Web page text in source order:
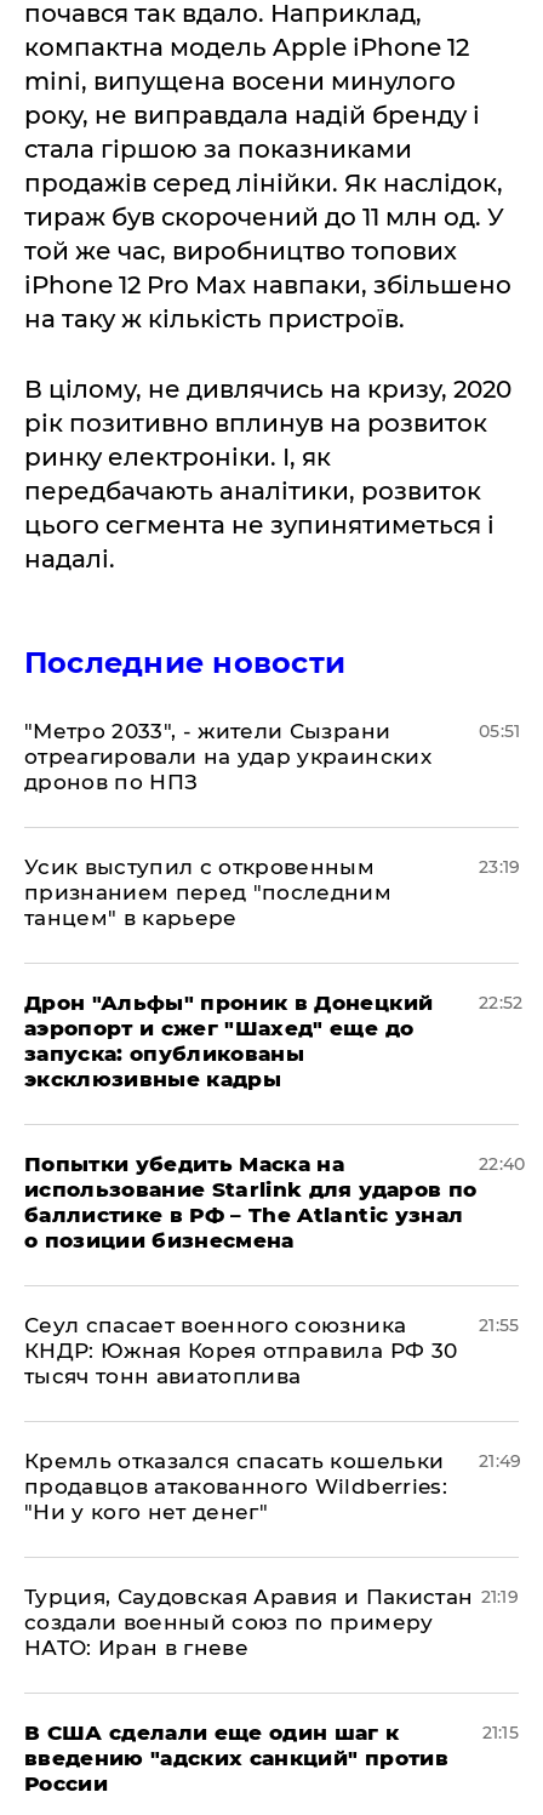
почався так вдало. Наприклад,
компактна модель Apple iPhone 12
mini, випущена восени минулого
року, не виправдала надій бренду і
стала гіршою за показниками
продажів серед лінійки. Як наслідок,
тираж був скорочений до 11 млн од. У
той же час, виробництво топових
iPhone 12 Pro Max навпаки, збільшено
на таку ж кількість пристроїв.
В цілому, не дивлячись на кризу, 2020
рік позитивно вплинув на розвиток
ринку електроніки. І, як
передбачають аналітики, розвиток
цього сегмента не зупинятиметься і
надалі.
Последние новости
"Метро 2033", - жители Сызрани
отреагировали на удар украинских
дронов по НПЗ
05:51
Усик выступил с откровенным
признанием перед "последним
танцем" в карьере
23:19
Дрон "Альфы" проник в Донецкий
аэропорт и сжег "Шахед" еще до
запуска: опубликованы
эксклюзивные кадры
22:52
Попытки убедить Маска на
использование Starlink для ударов по
баллистике в РФ – The Atlantic узнал
о позиции бизнесмена
22:40
​Сеул спасает военного союзника
КНДР: Южная Корея отправила РФ 30
тысяч тонн авиатоплива
21:55
Кремль отказался спасать кошельки
продавцов атакованного Wildberries:
"Ни у кого нет денег"
21:49
Турция, Саудовская Аравия и Пакистан
создали военный союз по примеру
НАТО: Иран в гневе
21:19
В США сделали еще один шаг к
введению "адских санкций" против
России
21:15